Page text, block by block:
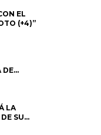
EL
(+4)”
DE
DE
UN
LA
SU